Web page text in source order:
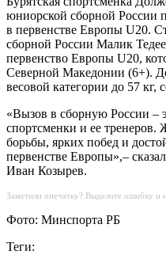
юниорской сборной России
в первенстве Европы U20.
сборной России Малик
первенство Европы U20,
Северной Македонии (6+).
весовой категории до 57
«Вызов в сборную России –
спортсменки и ее
борьбы, ярких побед и
первенстве Европы»,–
Иван Козырев.
Заметили опечатку? Выделите ошибку и
Фото: Минспорта РБ
Теги: